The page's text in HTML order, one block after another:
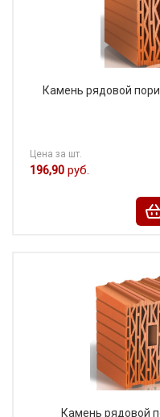
Камень рядовой
Цена за шт.
196,90 руб.
Камень рядовой